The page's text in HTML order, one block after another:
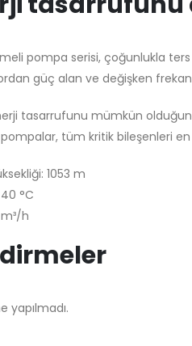
pompa serisi, çoğunlukla
güç alan ve değişken
tasarrufunu mümkün
tüm kritik bileşenleri
1053 m
40 °C
h
yapılmadı.